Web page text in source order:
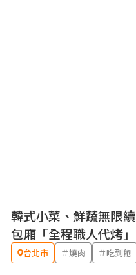
韓式小菜、鮮蔬無限
包廂「全程職人代烤」
台北市 ＃燒肉 ＃吃到飽